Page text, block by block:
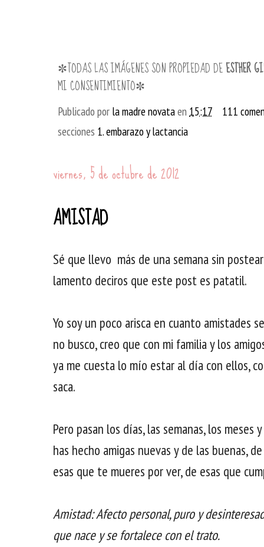
✼TODAS LAS IMÁGENES SON PROPIEDAD DEESTHER
MI CONSENTIMIENTO✼
Publicado por la madre novataen 15:17
111
secciones 1. embarazo y lactancia
viernes, 5 de octubre de 2012
AMISTAD
Sé que llevo más de una semana sin
lamento deciros que este post es patatil.
Yo soy un poco arisca en cuanto amistades
no busco, creo que con mi familia y los
ya me cuesta lo mío estar al día con ellos,
saca.
Pero pasan los días, las semanas, los
has hecho amigas nuevas y de las buenas,
esas que te mueres por ver, de esas que
Amistad: Afecto personal, puro y
que nace y se fortalece con el trato.